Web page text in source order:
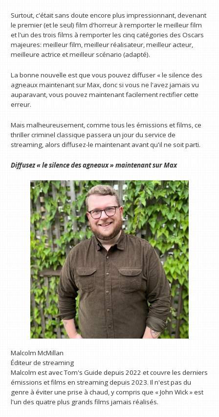
Surtout, c'était sans doute encore plus impressionnant, devenant
le premier (et le seul) film d'horreur à remporter le meilleur film
et l'un des trois films à remporter les cinq catégories des Oscars
majeures: meilleur film, meilleur réalisateur, meilleur acteur,
meilleure actrice et meilleur scénario (adapté).
La bonne nouvelle est que vous pouvez diffuser « le silence des
agneaux maintenant sur Max, donc si vous ne l'avez jamais vu
auparavant, vous pouvez maintenant facilement rectifier cette
erreur.
Mais malheureusement, comme tous les émissions et films, ce
thriller criminel classique passera un jour du service de
streaming, alors diffusez-le maintenant avant qu'il ne soit parti.
Diffusez « le silence des agneaux » maintenant surMax
Malcolm McMillan
Éditeur de streaming
Malcolm est avec Tom's Guide depuis 2022 et couvre les derniers
émissions et films en streaming depuis 2023. Il n'est pas du
genre à éviter une prise à chaud, y compris que « John Wick » est
l'un des quatre plus grands films jamais réalisés.